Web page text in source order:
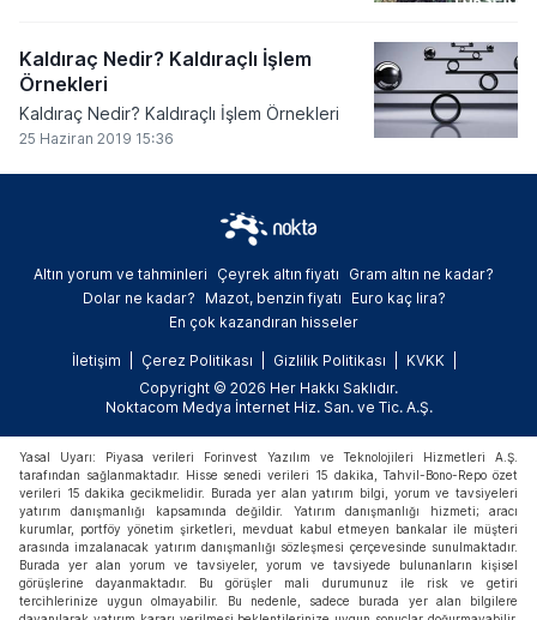
Kaldıraç Nedir? Kaldıraçlı İşlem
Örnekleri
Kaldıraç Nedir? Kaldıraçlı İşlem Örnekleri
25 Haziran 2019 15:36
Altın yorum ve tahminleri Çeyrek altın fiyatı
Gram altın ne kadar?
Dolar ne kadar?
Mazot, benzin fiyatı
Euro kaç lira?
En çok kazandıran hisseler
İletişim Çerez Politikası Gizlilik Politikası
KVKK
Copyright © 2026 Her Hakkı Saklıdır.
Noktacom Medya İnternet Hiz. San. ve Tic. A.Ş.
Yasal Uyarı: Piyasa verileri Forinvest Yazılım ve Teknolojileri Hizmetleri A.Ş.
tarafından sağlanmaktadır. Hisse senedi verileri 15 dakika, Tahvil-Bono-Repo özet
verileri 15 dakika gecikmelidir. Burada yer alan yatırım bilgi, yorum ve tavsiyeleri
yatırım danışmanlığı kapsamında değildir. Yatırım danışmanlığı hizmeti; aracı
kurumlar, portföy yönetim şirketleri, mevduat kabul etmeyen bankalar ile müşteri
arasında imzalanacak yatırım danışmanlığı sözleşmesi çerçevesinde sunulmaktadır.
Burada yer alan yorum ve tavsiyeler, yorum ve tavsiyede bulunanların kişisel
görüşlerine dayanmaktadır. Bu görüşler mali durumunuz ile risk ve getiri
tercihlerinize uygun olmayabilir. Bu nedenle, sadece burada yer alan bilgilere